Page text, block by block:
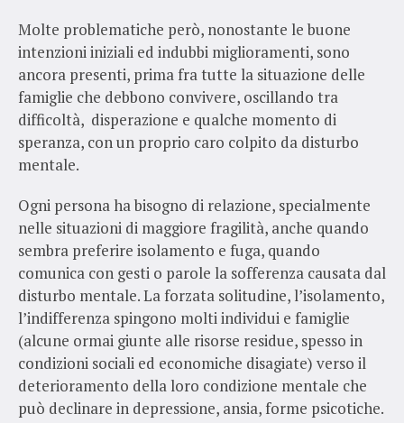
Molte problematiche però, nonostante le buone
intenzioni iniziali ed indubbi miglioramenti, sono
ancora presenti, prima fra tutte la situazione delle
famiglie che debbono convivere, oscillando tra
difficoltà, disperazione e qualche momento di
speranza, con un proprio caro colpito da disturbo
mentale.
Ogni persona ha bisogno di relazione, specialmente
nelle situazioni di maggiore fragilità, anche quando
sembra preferire isolamento e fuga, quando
comunica con gesti o parole la sofferenza causata dal
disturbo mentale. La forzata solitudine, l’isolamento,
l’indifferenza spingono molti individui e famiglie
(alcune ormai giunte alle risorse residue, spesso in
condizioni sociali ed economiche disagiate) verso il
deterioramento della loro condizione mentale che
può declinare in depressione, ansia, forme psicotiche.